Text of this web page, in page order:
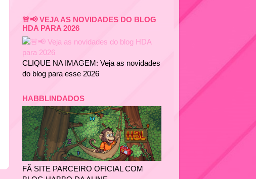
🚨📢 VEJA AS NOVIDADES DO BLOG
HDA PARA 2026
CLIQUE NA IMAGEM: Veja as novidades
do blog para esse 2026
HABBLINDADOS
FÃ SITE PARCEIRO OFICIAL COM